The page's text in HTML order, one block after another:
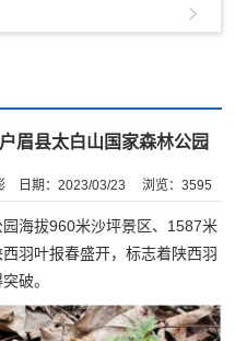
眉县太白山国家森林公园
日期：2023/03/23 浏览： 3595
海拔960米沙坪景区、1587米
羽叶报春盛开，标志着陕西羽
破。